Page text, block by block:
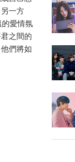
一方
愛情氛
之間的
們將如